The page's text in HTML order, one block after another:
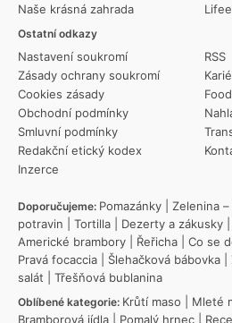
Naše krásná zahrada
Ostatní odkazy
Nastavení soukromí
Zásady ochrany soukromí
Cookies zásady
Obchodní podmínky
Smluvní podmínky
Redakční etický kodex
Inzerce
RSS
Lifee
Doporučujeme: Pomazánky Zelenina
potravin
Tortilla Dezerty a zákusky
Americké brambory
Řeřicha Co se
Pravá focaccia
Šlehačková bábovka
salát
Třešňová bublanina
Oblíbené kategorie: Krůtí maso Mleté
Bramborová jídla
Pomalý hrnec